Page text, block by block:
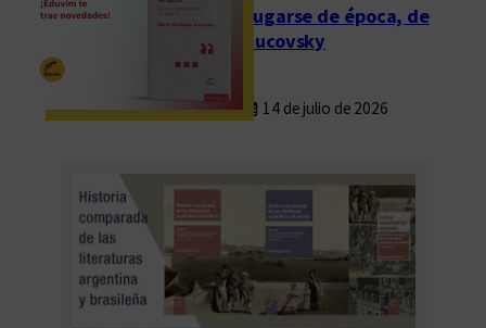
Fugarse de época, de
Rucovsky
14 de julio de 2026